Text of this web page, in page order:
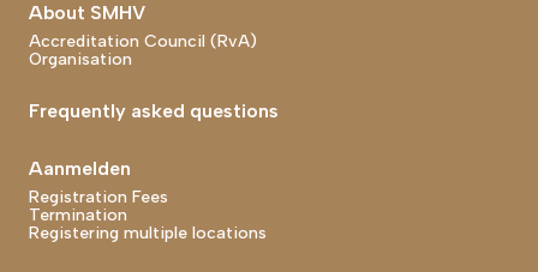
About SMHV
Accreditation Council (RvA)
Organisation
Frequently asked questions
Aanmelden
Registration Fees
Termination
Registering multiple locations